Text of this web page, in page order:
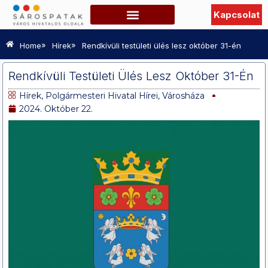
Kapcsolat
Home» Hírek» Rendkívüli testületi ülés lesz október 31-én
Rendkívüli Testületi Ülés Lesz Október 31-Én
Hírek, Polgármesteri Hivatal Hírei,Városháza
2024. Október 22.